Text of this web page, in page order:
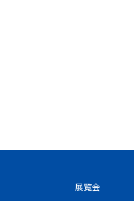
展覧会